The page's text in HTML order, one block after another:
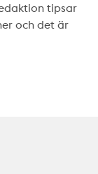
tipsar
och det är